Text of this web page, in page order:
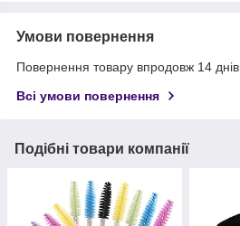
Умови повернення
Повернення товару впродовж 14
Всі умови повернення
Подібні товари компанії